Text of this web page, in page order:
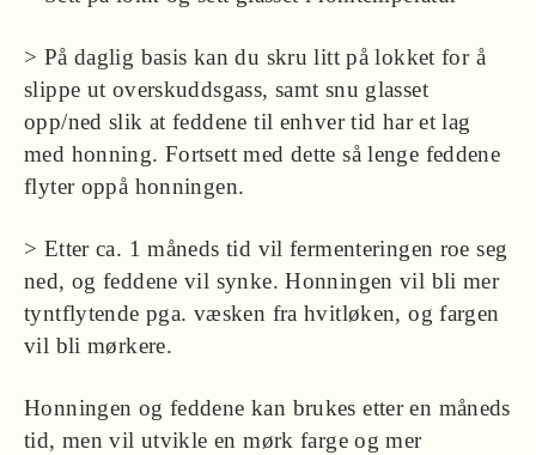
> På daglig basis kan du skru litt på lokket for å
slippe ut overskuddsgass, samt snu glasset
opp/ned slik at feddene til enhver tid har et lag
med honning. Fortsett med dette så lenge feddene
flyter oppå honningen.
> Etter ca. 1 måneds tid vil fermenteringen roe seg
ned, og feddene vil synke. Honningen vil bli mer
tyntflytende pga. væsken fra hvitløken, og fargen
vil bli mørkere.
Honningen og feddene kan brukes etter en måneds
tid, men vil utvikle en mørk farge og mer